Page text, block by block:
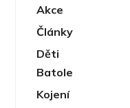
Akce
Články
Děti
Batole
Kojení